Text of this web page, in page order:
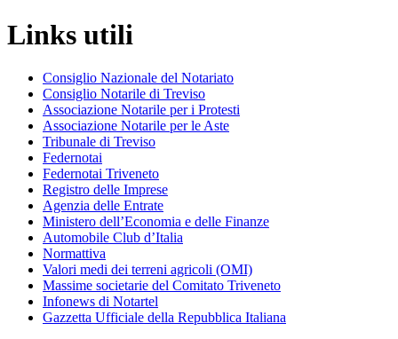
Links utili
Consiglio Nazionale del Notariato
Consiglio Notarile di Treviso
Associazione Notarile per i Protesti
Associazione Notarile per le Aste
Tribunale di Treviso
Federnotai
Federnotai Triveneto
Registro delle Imprese
Agenzia delle Entrate
Ministero dell’Economia e delle Finanze
Automobile Club d’Italia
Normattiva
Valori medi dei terreni agricoli (OMI)
Massime societarie del Comitato Triveneto
Infonews di Notartel
Gazzetta Ufficiale della Repubblica Italiana